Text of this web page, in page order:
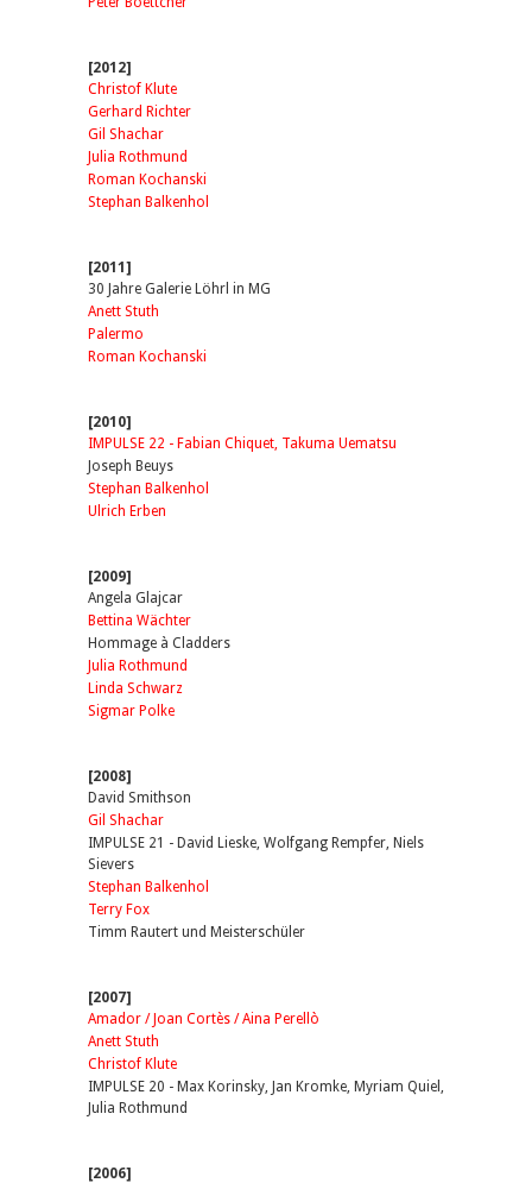
[2012]
Christof Klute
Gerhard Richter
Gil Shachar
Julia Rothmund
Roman Kochanski
Stephan Balkenhol
[2011]
30 Jahre Galerie Löhrl in MG
Anett Stuth
Palermo
Roman Kochanski
[2010]
IMPULSE 22 - Fabian Chiquet, Takuma Uematsu
Joseph Beuys
Stephan Balkenhol
Ulrich Erben
[2009]
Angela Glajcar
Bettina Wächter
Hommage à Cladders
Julia Rothmund
Linda Schwarz
Sigmar Polke
[2008]
David Smithson
Gil Shachar
IMPULSE 21 - David Lieske, Wolfgang Rempfer, Niels
Sievers
Stephan Balkenhol
Terry Fox
Timm Rautert und Meisterschüler
[2007]
Amador / Joan Cortès / Aina Perellò
Anett Stuth
Christof Klute
IMPULSE 20 - Max Korinsky, Jan Kromke, Myriam Quiel,
Julia Rothmund
[2006]